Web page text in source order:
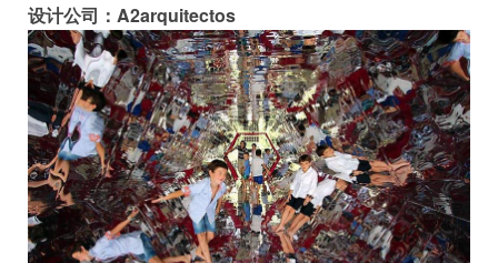
设计公司：A2arquitectos